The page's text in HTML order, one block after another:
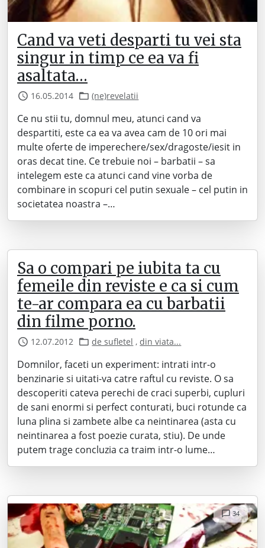
Cand va veti desparti tu vei sta
singur in timp ce ea va fi
asaltata…
16.05.2014 (ne)revelatii
Ce nu stii tu, domnul meu, atunci cand va
despartiti, este ca ea va avea cam de 10 ori mai
multe oferte de imperechere/sex/dragoste/iesit in
oras decat tine. Ce trebuie noi – barbatii – sa
intelegem este ca atunci cand vine vorba de
combinare in scopuri cel putin sexuale – cel putin in
societatea noastra –…
Sa o compari pe iubita ta cu
femeile din reviste e ca si cum
te-ar compara ea cu barbatii
din filme porno.
12.07.2012 de sufletel ,din viata...
Domnilor, faceti un experiment: intrati intr-o
benzinarie si uitati-va catre raftul cu reviste. O sa
descoperiti cateva perechi de craci superbi, cupluri
de sani enormi si perfect conturati, buci rotunde ca
luna plina si zambete albe ca neintinarea (asta cu
neintinarea a fost poezie curata, stiu). De unde
putem trage concluzia ca traim intr-o lume…
34